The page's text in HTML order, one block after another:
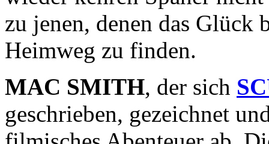
zu jenen, denen das Glück
Heimweg zu finden.
MAC SMITH, der sich
geschrieben, gezeichnet